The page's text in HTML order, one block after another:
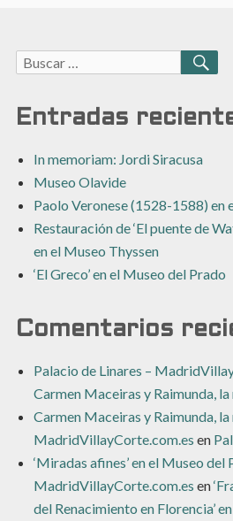
Buscar:
Entradas
In memoriam: Jordi Siracusa
Museo Olavide
Paolo Veronese (1528-1588) en
Restauración de ‘El puente de
en el Museo Thyssen
‘El Greco’ en el Museo del Prado
Comentarios
Palacio de Linares –
Carmen Maceiras y Raimunda,
Carmen Maceiras y Raimunda, la
MadridVillayCorte.com.es en
‘Miradas afines’ en el Museo del
MadridVillayCorte.com.es en
del Renacimiento en Florencia’